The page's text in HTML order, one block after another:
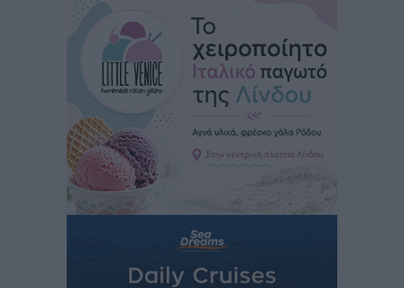
Διαγόρας: Ανανέωσαν Φράγκος και Ζάρας, τέλος ο
Μιχαλάκης
• πριν 2 ώρες
Α.Σ. Ρόδος: «Ελάφι» ο Γιώργος Καμπούρης
Αθλητικά• πριν 2 ώρες
Αθλητική Ακαδημία: Η πρώτη συνάντηση και ο